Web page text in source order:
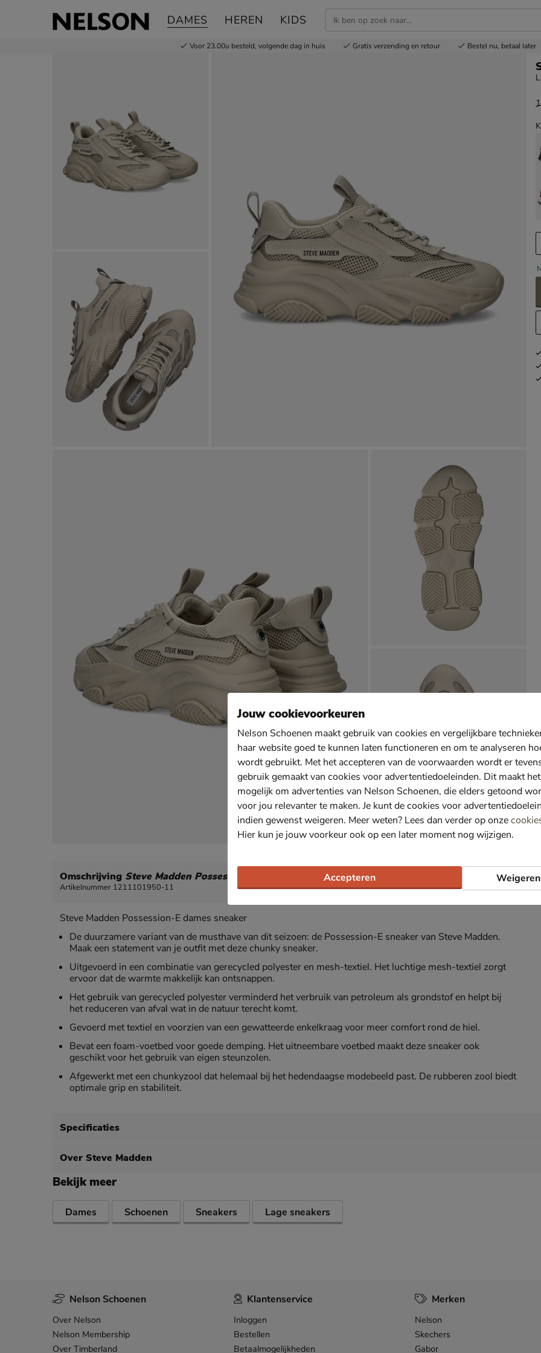
DAMES HEREN KIDS
Voor 23.00u besteld, volgende dag in huis Gratis verzending en retour Bestel nu, betaal later
Steve Madden Possession-E
Lage sneakers
Omschrijving Steve Madden Possession-E
Artikelnummer 1211101950-11
Steve Madden Possession-E dames sneaker
De duurzamere variant van de musthave van dit seizoen: de Possession-E sneaker van Steve Madden.
Maak een statement van je outfit met deze chunky sneaker.
Uitgevoerd in een combinatie van gerecycled polyester en mesh-textiel. Het luchtige mesh-textiel zorgt
ervoor dat de warmte makkelijk kan ontsnappen.
Het gebruik van gerecycled polyester verminderd het verbruik van petroleum als grondstof en helpt bij
het reduceren van afval wat in de natuur terecht komt.
Gevoerd met textiel en voorzien van een gewatteerde enkelkraag voor meer comfort rond de hiel.
Bevat een foam-voetbed voor goede demping. Het uitneembare voetbed maakt deze sneaker ook
geschikt voor het gebruik van eigen steunzolen.
Afgewerkt met een chunkyzool dat helemaal bij het hedendaagse modebeeld past. De rubberen zool biedt
optimale grip en stabiliteit.
Specificaties
Over Steve Madden
Bekijk meer
Dames Schoenen Sneakers Lage sneakers
Nelson Schoenen
Over Nelson
Nelson Membership
Over Timberland
Klantenservice
Inloggen
Bestellen
Betaalmogelijkheden
Merken
Nelson
Skechers
Gabor
Jouw cookievoorkeuren
Nelson Schoenen maakt gebruik van cookies en vergelijkbare
haar website goed te kunnen laten functioneren en om te analyseren
wordt gebruikt. Met het accepteren van de voorwaarden wordt er
gebruik gemaakt van cookies voor advertentiedoeleinden. Dit maakt het
mogelijk om advertenties van Nelson Schoenen, die elders getoond
voor jou relevanter te maken. Je kunt de cookies voor
indien gewenst weigeren. Meer weten? Lees dan verder op onze
Hier kun je jouw voorkeur ook op een later moment nog wijzigen.
Accepteren Weigeren